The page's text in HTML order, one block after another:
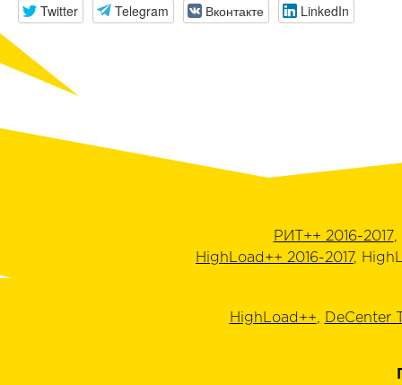
Twitter Telegram Вконтакте LinkedIn
РИТ++ 2016-2017,
HighLoad++ 2016-2017,
HighLoad++, DeCenter